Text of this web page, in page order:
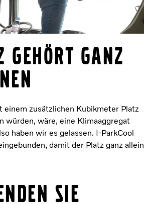
gehört ganz
einem zusätzlichen Kubikmeter Platz
würden, wäre, eine Klimaaggregat
haben wir es gelassen. I-ParkCool
damit der Platz ganz allein
Sie